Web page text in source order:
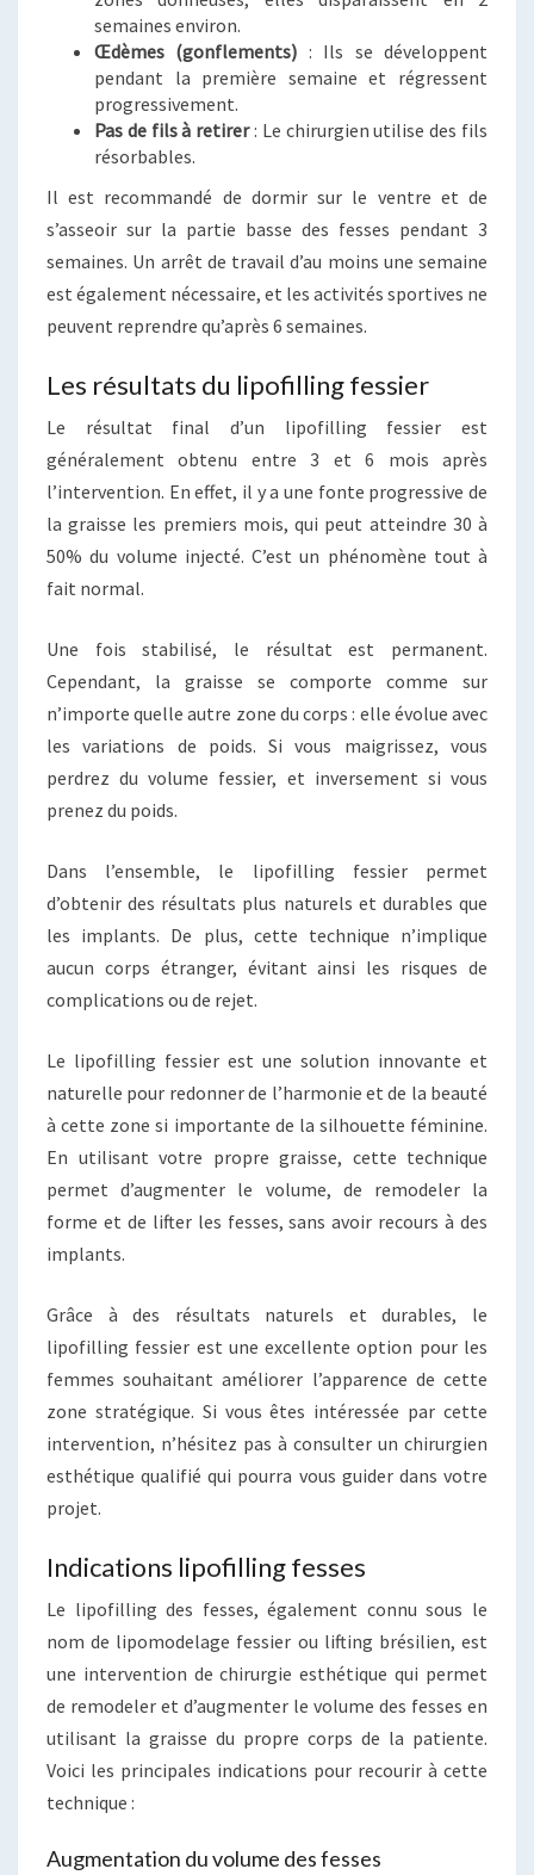
semaines environ.
Œdèmes (gonflements) : Ils se développent
pendant la première semaine et régressent
progressivement.
Pas de fils à retirer: Le chirurgien utilise des fils
résorbables.
Il est recommandé de dormir sur le ventre et de
s’asseoir sur la partie basse des fesses pendant 3
semaines. Un arrêt de travail d’au moins une semaine
est également nécessaire, et les activités sportives ne
peuvent reprendre qu’après 6 semaines.
Les résultats du lipofilling fessier
Le résultat final d’un lipofilling fessier est
généralement obtenu entre 3 et 6 mois après
l’intervention. En effet, il y a une fonte progressive de
la graisse les premiers mois, qui peut atteindre 30 à
50% du volume injecté. C’est un phénomène tout à
fait normal.
Une fois stabilisé, le résultat est permanent.
Cependant, la graisse se comporte comme sur
n’importe quelle autre zone du corps : elle évolue avec
les variations de poids. Si vous maigrissez, vous
perdrez du volume fessier, et inversement si vous
prenez du poids.
Dans l’ensemble, le lipofilling fessier permet
d’obtenir des résultats plus naturels et durables que
les implants. De plus, cette technique n’implique
aucun corps étranger, évitant ainsi les risques de
complications ou de rejet.
Le lipofilling fessier est une solution innovante et
naturelle pour redonner de l’harmonie et de la beauté
à cette zone si importante de la silhouette féminine.
En utilisant votre propre graisse, cette technique
permet d’augmenter le volume, de remodeler la
forme et de lifter les fesses, sans avoir recours à des
implants.
Grâce à des résultats naturels et durables, le
lipofilling fessier est une excellente option pour les
femmes souhaitant améliorer l’apparence de cette
zone stratégique. Si vous êtes intéressée par cette
intervention, n’hésitez pas à consulter un chirurgien
esthétique qualifié qui pourra vous guider dans votre
projet.
Indications lipofilling fesses
Le lipofilling des fesses, également connu sous le
nom de lipomodelage fessier ou lifting brésilien, est
une intervention de chirurgie esthétique qui permet
de remodeler et d’augmenter le volume des fesses en
utilisant la graisse du propre corps de la patiente.
Voici les principales indications pour recourir à cette
technique :
Augmentation du volume des fesses